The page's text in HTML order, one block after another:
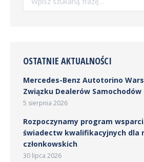
OSTATNIE AKTUALNOŚCI
Mercedes-Benz Autotorino
Związku Dealerów Samochodów
5 sierpnia 2026
Rozpoczynamy program
świadectw kwalifikacyjnych dla
członkowskich
30 lipca 2026